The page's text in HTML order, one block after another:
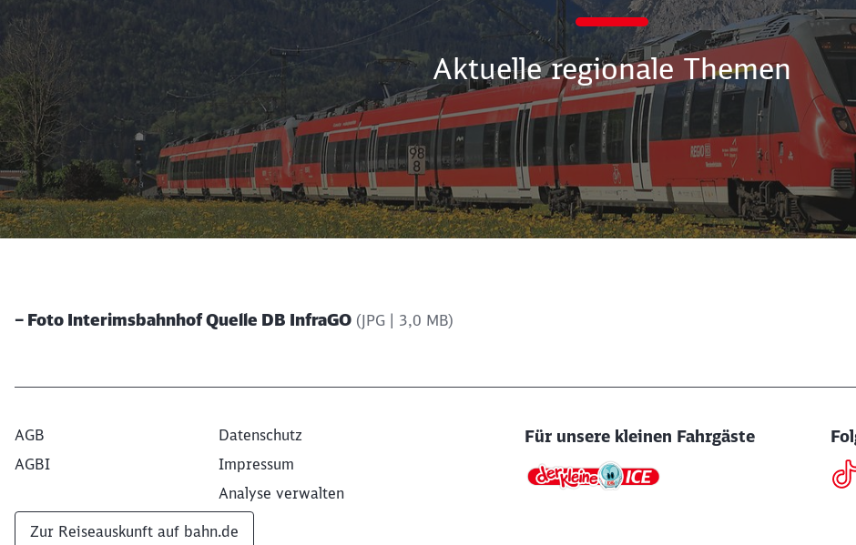
Aktuelle regionale Themen
– Foto Interimsbahnhof Quelle DB InfraGO (JPG | 3,0 MB)
AGB
AGBI
Datenschutz
Impressum
Analyse verwalten
Für unsere kleinen Fahrgäste
Zur Reiseauskunft auf bahn.de
Schließen
Möchten Sie zuweitergeleitet werden?